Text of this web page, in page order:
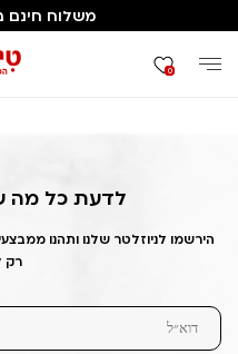
משלוח חינם
0
דף הבית 1743947955
לדעת כל מה
הירשמו לניוזלטר שלנו ותהנו
רק